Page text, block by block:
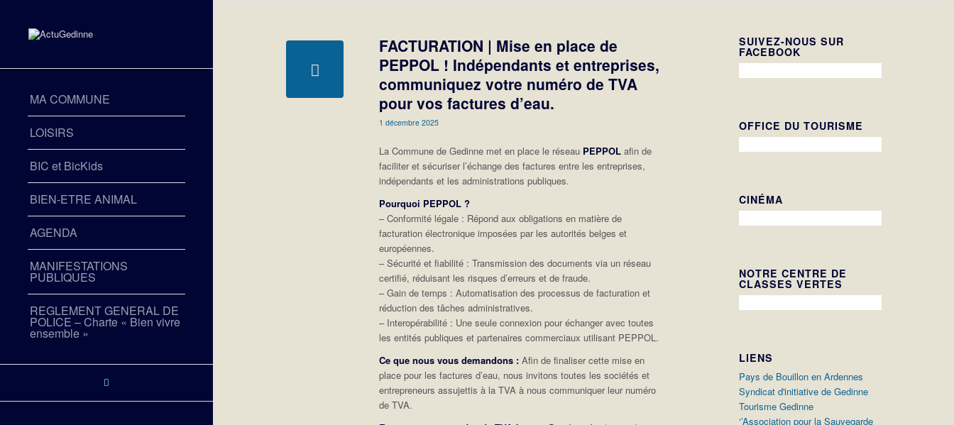
MA COMMUNE
LOISIRS
BIC et BicKids
BIEN-ETRE ANIMAL
AGENDA
MANIFESTATIONS
PUBLIQUES
REGLEMENT GENERAL DE
POLICE – Charte « Bien vivre
ensemble »
FACTURATION | Mise en place de
PEPPOL ! Indépendants et entreprises,
communiquez votre numéro de TVA
pour vos factures d’eau.
1 décembre 2025
La Commune de Gedinne met en place le réseau PEPPOL afin de
faciliter et sécuriser l’échange des factures entre les entreprises,
indépendants et les administrations publiques.
Pourquoi PEPPOL ?
– Conformité légale : Répond aux obligations en matière de
facturation électronique imposées par les autorités belges et
européennes.
– Sécurité et fiabilité : Transmission des documents via un réseau
certifié, réduisant les risques d’erreurs et de fraude.
– Gain de temps : Automatisation des processus de facturation et
réduction des tâches administratives.
– Interopérabilité : Une seule connexion pour échanger avec toutes
les entités publiques et partenaires commerciaux utilisant PEPPOL.
Ce que nous vous demandons : Afin de finaliser cette mise en
place pour les factures d’eau, nous invitons toutes les sociétés et
entrepreneurs assujettis à la TVA à nous communiquer leur numéro
de TVA.
SUIVEZ-NOUS SUR
FACEBOOK
OFFICE DU TOURISME
CINÉMA
NOTRE CENTRE DE
CLASSES VERTES
LIENS
Pays de Bouillon en Ardennes
Syndicat d'initiative de Gedinne
Tourisme Gedinne
‘’Association pour la Sauvegarde